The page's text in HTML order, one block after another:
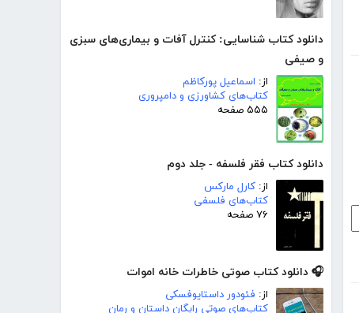
دانلود کتاب شناسایی: کنترل آفات و بیماری‌های سبزی
و صیفی
از: اسماعیل پورکاظم
کتاب‌های کشاورزی و دامپروری
۵۵۵ صفحه
دانلود کتاب فقر فلسفه - جلد دوم
از: کارل مارکس
کتاب‌های فلسفی
۷۶ صفحه
🎧 دانلود کتاب صوتی خاطرات خانه اموات
از: فئودور داستایوفسکی
کتاب‌های صوتی رایگان داستان و رمان